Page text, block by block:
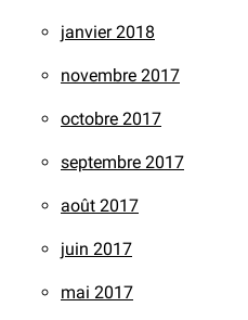
janvier 2018
novembre 2017
octobre 2017
septembre 2017
août 2017
juin 2017
mai 2017